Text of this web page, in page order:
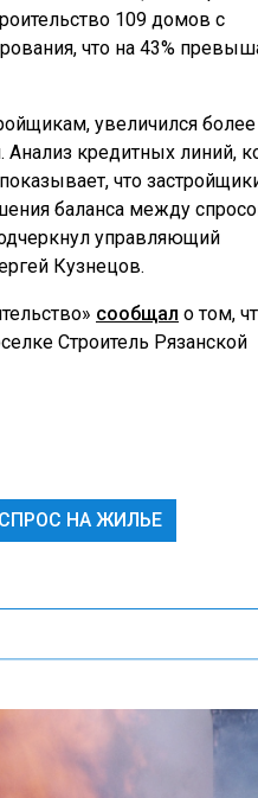
109 домов с
что на 43%
увеличился
Анализ кредитных линий,
что
баланса между
управляющий
Кузнецов.
сообщал о том,
Строитель Рязанской
СПРОС НА ЖИЛЬЕ